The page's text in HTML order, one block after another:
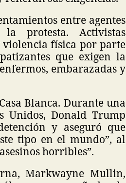
entre agentes
protesta. Activistas
violencia física por parte
que exigen la
embarazadas y
Blanca. Durante una
Unidos, Donald Trump
y aseguró que
tipo en el mundo”, al
horribles”.
Markwayne Mullin,